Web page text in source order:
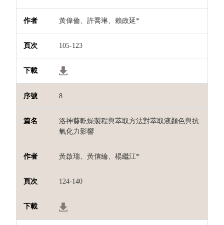
黃偉倫、許喬琳、賴政延*
105-123
8
洛神葵乾燥製程與萃取方法對萃取液顏色與抗
氧化力影響
黃啟瑞、黃信綸、楊繼江*
124-140